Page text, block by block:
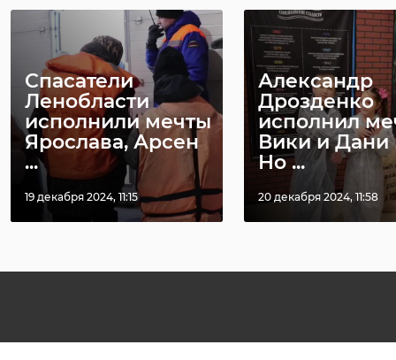
Спасатели
Ленобласти
исполнили мечты
Ярослава, Арсен
...
19 декабря 2024, 11:15
Александр
Дрозденко
исполнил
Вики и Дани
Но ...
20 декабря 2024, 11:58